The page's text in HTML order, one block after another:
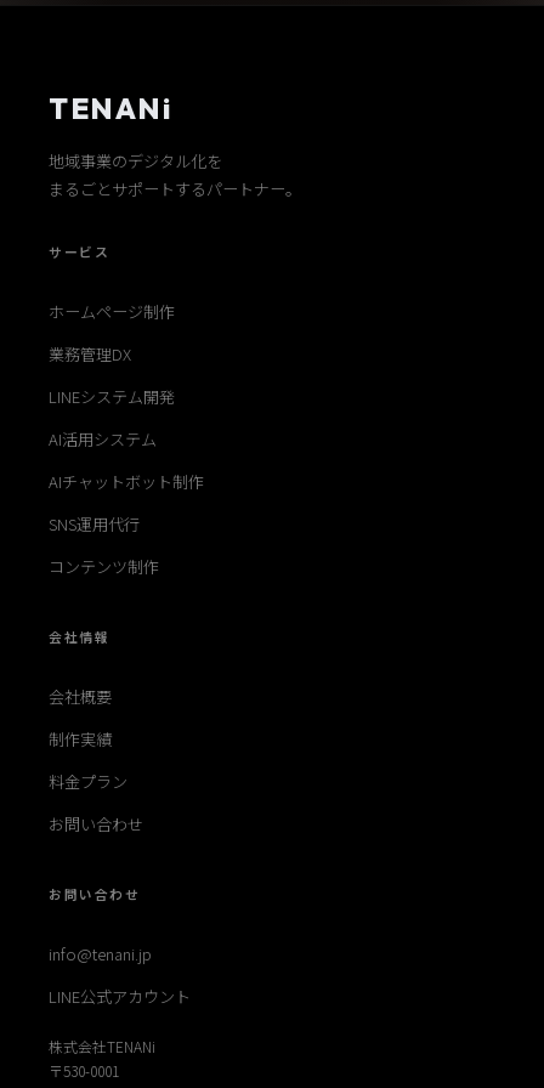
TENANi
地域事業のデジタル化を
まるごとサポートするパートナー。
サービス
ホームページ制作
業務管理DX
LINEシステム開発
AI活用システム
AIチャットボット制作
SNS運用代行
コンテンツ制作
会社情報
会社概要
制作実績
料金プラン
お問い合わせ
お問い合わせ
info@tenani.jp
LINE公式アカウント
株式会社TENANi
〒530-0001